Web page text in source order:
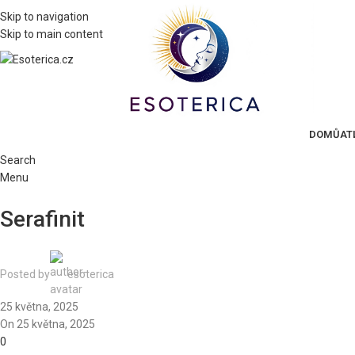
Skip to navigation
Skip to main content
DOMŮ
Search
Menu
Serafinit
Posted by esoterica
25 května, 2025
On 25 května, 2025
0